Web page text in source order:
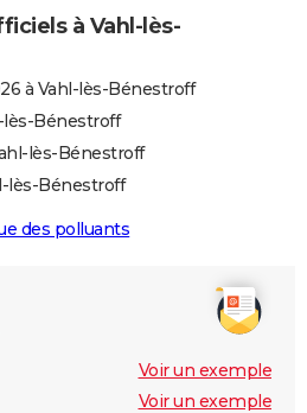
à Vahl-lès-
à Vahl-lès-Bénestroff
lès-Bénestroff
lès-Bénestroff
lès-Bénestroff
des polluants
Voir un exemple
Voir un exemple